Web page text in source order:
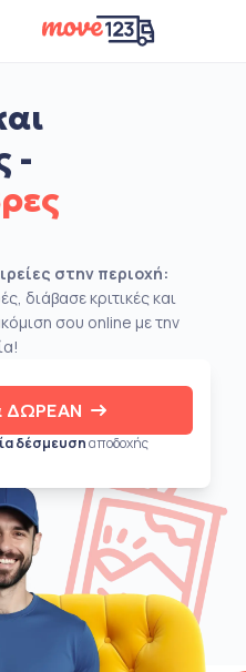
-
στην περιοχή:
διάβασε κριτικές και
σου online με την
ΔΩΡΕΑΝ
δέσμευσηαποδοχής